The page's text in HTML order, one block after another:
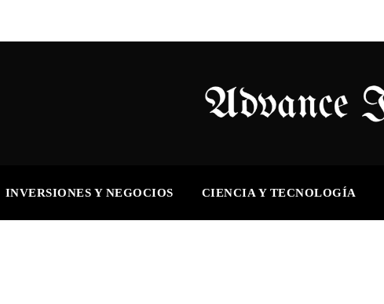
INVERSIONES Y NEGOCIOS CIENCIA Y TECNOLOGÍA